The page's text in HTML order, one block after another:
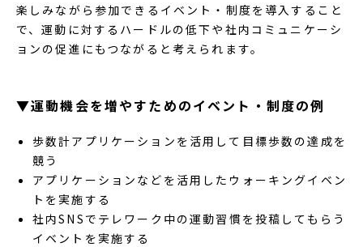
楽しみながら参加できるイベント・制度を導入すること
で、運動に対するハードルの低下や社内コミュニケーシ
ョンの促進にもつながると考えられます。
▼運動機会を増やすためのイベント・制度の例
歩数計アプリケーションを活用して目標歩数の達成を
競う
アプリケーションなどを活用したウォーキングイベン
トを実施する
社内SNSでテレワーク中の運動習慣を投稿してもらう
イベントを実施する